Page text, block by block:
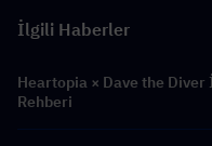
İlgili Haberler
Heartopia × Dave the
Rehberi